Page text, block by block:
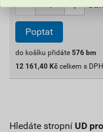
Poptat
do košíku přidáte 576 bm
12 161,40 Kč celkem s DPH
Hledáte stropní UD